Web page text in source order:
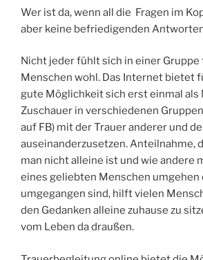
Wer ist da, wenn all die Fragen im
aber keine befriedigenden
Nicht jeder fühlt sich in einer
Menschen wohl. Das Internet bietet
gute Möglichkeit sich erst einmal als
Zuschauer in verschiedenen
auf FB) mit der Trauer anderer und
auseinanderzusetzen. Anteilnahme,
man nicht alleine ist und wie andere
eines geliebten Menschen umgehen
umgegangen sind, hilft vielen
den Gedanken alleine zuhause zu
vom Leben da draußen.